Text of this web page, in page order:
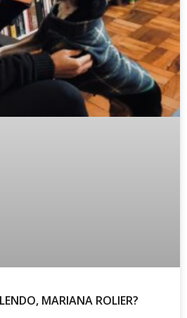
MARIANA ROLIER?